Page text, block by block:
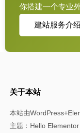
你搭建一个专业
建站服务介绍
关于本站
本站由
主题：Hello Elementor